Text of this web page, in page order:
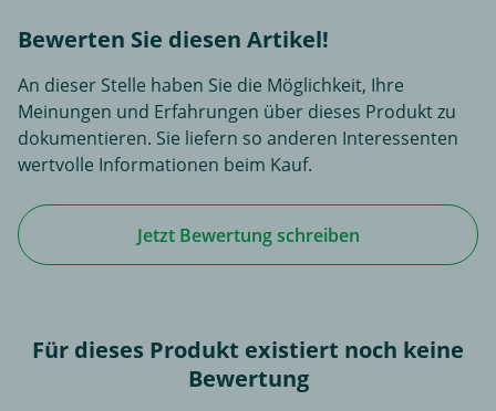
Bewerten Sie diesen Artikel!
An dieser Stelle haben Sie die Möglichkeit, Ihre
Meinungen und Erfahrungen über dieses Produkt zu
dokumentieren. Sie liefern so anderen Interessenten
wertvolle Informationen beim Kauf.
Jetzt Bewertung schreiben
Für dieses Produkt existiert noch keine
Bewertung